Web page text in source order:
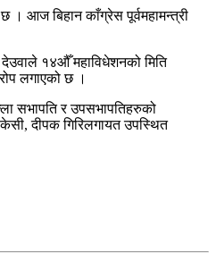
। आज बिहान काँग्रेस पूर्वमहामन्त्री
देउवाले १४औँ महाविधेशनको मिति
लगाएको छ ।
सभापति र उपसभापतिहरुको
दीपक गिरिलगायत उपस्थित